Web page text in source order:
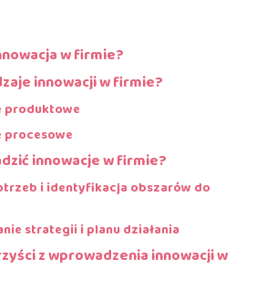
w firmie?
innowacji w firmie?
produktowe
procesowe
innowacje w firmie?
i identyfikacja obszarów do
strategii i planu działania
z wprowadzenia innowacji w